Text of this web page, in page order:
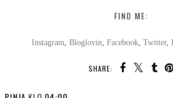
FIND ME:
Instagram Bloglovin Facebook, Twitter,
SHARE: